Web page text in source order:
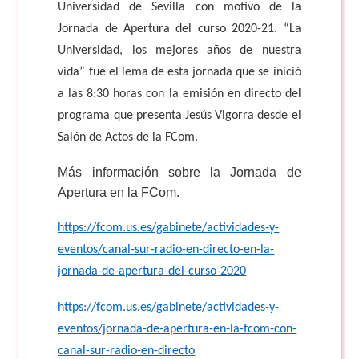
Universidad de Sevilla con motivo de la
Jornada de Apertura del curso 2020-21. “La
Universidad, los mejores años de nuestra
vida” fue el lema de esta jornada que se inició
a las 8:30 horas con la emisión en directo del
programa que presenta Jesús Vigorra desde el
Salón de Actos de la FCom.
Más información sobre la Jornada de
Apertura en la FCom.
https://fcom.us.es/gabinete/actividades-y-
eventos/canal-sur-radio-en-directo-en-la-
jornada-de-apertura-del-curso-2020
https://fcom.us.es/gabinete/actividades-y-
eventos/jornada-de-apertura-en-la-fcom-con-
canal-sur-radio-en-directo